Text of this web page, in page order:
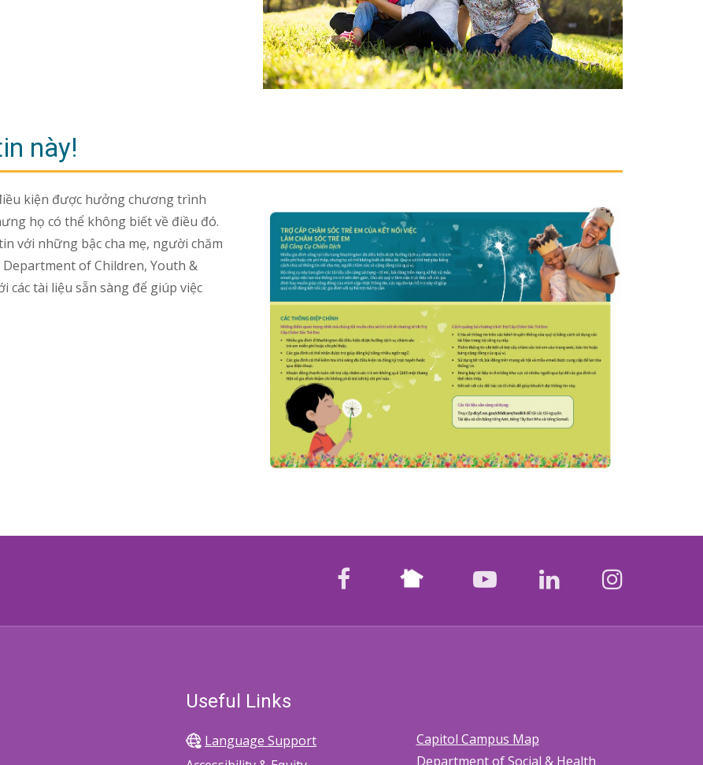
này!
kiện được hưởng chương trình
họ có thể không biết về điều đó.
với những bậc cha mẹ, người chăm
of Children, Youth &
các tài liệu sẵn sàng để giúp việc
facebook Nextdoor youtubeLinkedIn
Useful Links
Language Support
Capitol Campus Map
Department of Social & Health